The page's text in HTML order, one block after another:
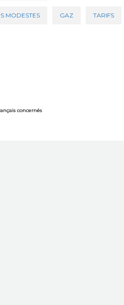
MODESTES GAZ TARIFS
concernés